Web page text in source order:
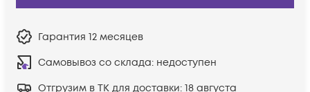
Гарантия 12 месяцев
Самовывоз со склада: недоступен
Отгрузим в ТК для доставки: 18 августа